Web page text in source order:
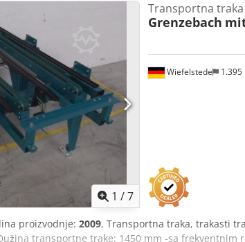
1 /7
Wiefelstede 1.395
Transportna traka
Grenzebach
proizvodnje: 2009, Transportna traka, trakasti
transportne trake: 1450 mm -sa frekventnim